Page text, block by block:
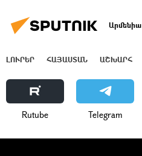
Արմենիա
ԼՈՒՐԵՐ ՀԱՅԱՍՏԱՆ ԱՇԽԱՐՀ
Rutube Telegram